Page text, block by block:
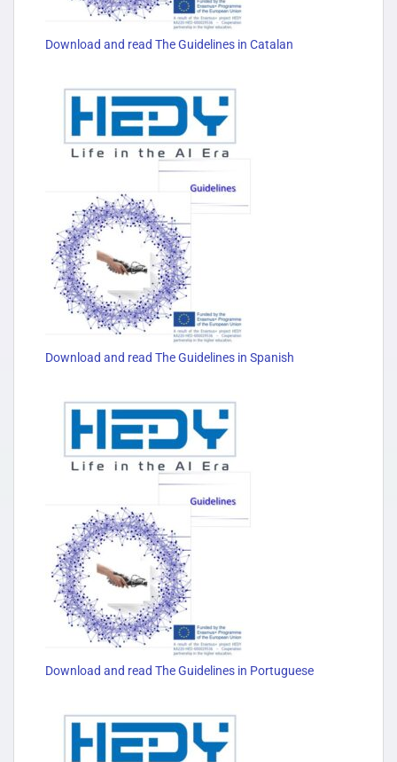
Download and read The Guidelines in Catalan
Download and read The Guidelines in Spanish
Download and read The Guidelines in Portuguese